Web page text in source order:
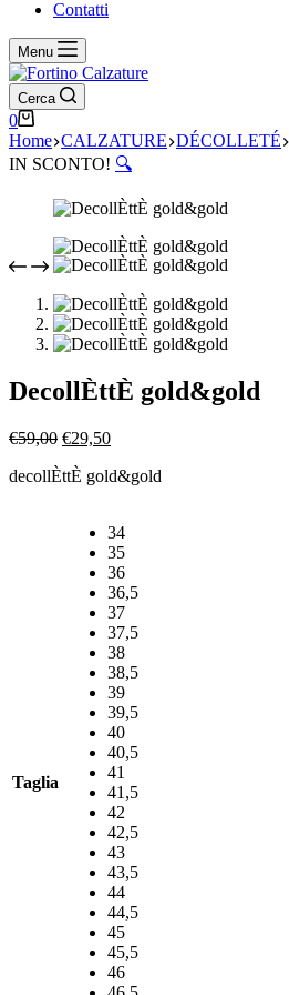
Contatti
Menu
Cerca
Carrello
0
Home CALZATURE DÉCOLLETÉ
IN SCONTO! 🔍
DecollÈttÈ gold&gold
€59,00 Il
originale
€29,50Il
attuale
decollÈttÈ gold&gold
Taglia
34
35
36
36,5
37
37,5
38
38,5
39
39,5
40
40,5
41
41,5
42
42,5
43
43,5
44
44,5
45
45,5
46